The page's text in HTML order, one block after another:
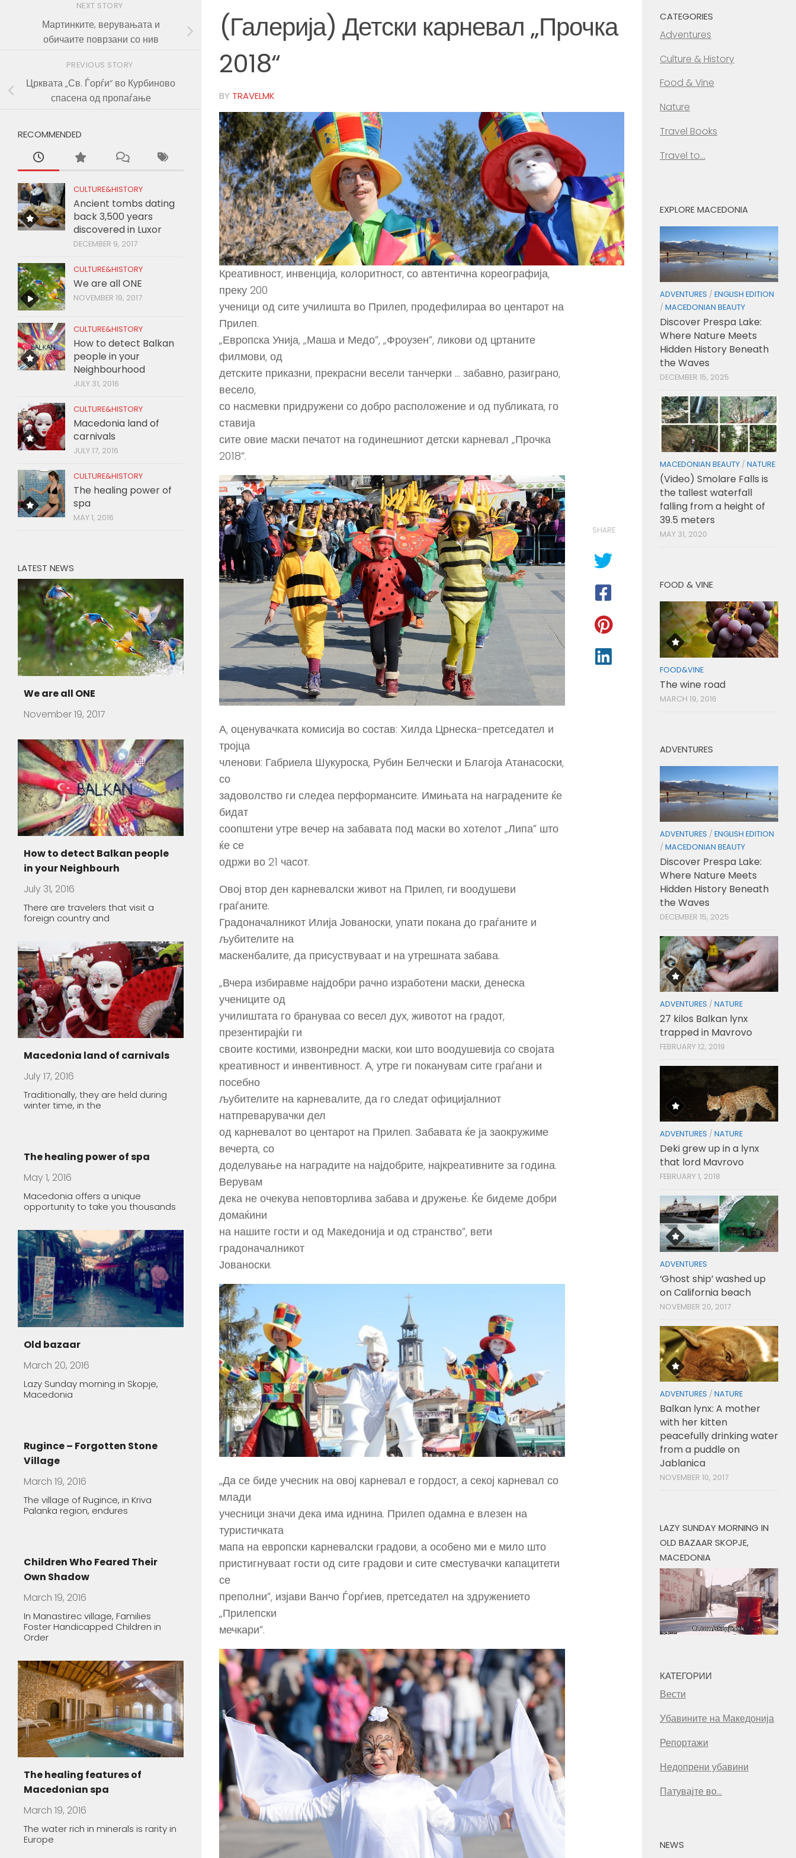
(Галерија) Детски карневал „Прочка
2018“
BY TRAVELMK
Креативност, инвенција, колоритност, со автентична кореографија,
преку 200
ученици од сите училишта во Прилеп, продефилираа во центарот на
Прилеп.
„Европска Унија, „Маша и Медо“, „Фроузен“, ликови од цртаните
филмови, од
детските приказни, прекрасни весели танчерки … забавно, разиграно,
весело,
со насмевки придружени со добро расположение и од публиката, го
ставија
сите овие маски печатот на годинешниот детски карневал „Прочка
2018“.
А, оценувачката комисија во состав: Хилда Црнеска-претседател и
тројца
членови: Габриела Шукуроска, Рубин Белчески и Благоја Атанасоски,
со
задоволство ги следеа перформансите. Имињата на наградените ќе
бидат
соопштени утре вечер на забавата под маски во хотелот „Липа“ што
ќе се
одржи во 21 часот.
Овој втор ден карневалски живот на Прилеп, ги воодушеви
граѓаните.
Градоначалникот Илија Јованоски, упати покана до граѓаните и
љубителите на
маскенбалите, да присуствуваат и на утрешната забава.
„Вчера избиравме најдобри рачно изработени маски, денеска
учениците од
училиштата го брануваа со весел дух, животот на градот,
презентирајќи ги
своите костими, извонредни маски, кои што воодушевија со својата
креативност и инвентивност. А, утре ги поканувам сите граѓани и
посебно
љубителите на карневалите, да го следат официјалниот
натпреварувачки дел
од карневалот во центарот на Прилеп. Забавата ќе ја заокружиме
вечерта, со
доделување на наградите на најдобрите, најкреативните за година.
Верувам
дека не очекува неповторлива забава и дружење. Ќе бидеме добри
домаќини
на нашите гости и од Македонија и од странство“, вети
градоначалникот
Јованоски.
„Да се биде учесник на овој карневал е гордост, а секој карневал со
млади
учесници значи дека има иднина. Прилеп одамна е влезен на
туристичката
мапа на европски карневалски градови, а особено ми е мило што
пристигнуваат гости од сите градови и сите сместувачки капацитети
се
преполни“, изјави Ванчо Ѓорѓиев, претседател на здружението
„Прилепски
мечкари“.
SHARE
NEXT STORY
Мартинките, верувањата и
обичаите поврзани со нив
PREVIOUS STORY
Црквата „Св. Ѓорѓи“ во Курбиново
спасена од пропаѓање
RECOMMENDED
CULTURE&HISTORY
Ancient tombs dating
back 3,500 years
discovered in Luxor
DECEMBER 9, 2017
CULTURE&HISTORY
We are all ONE
NOVEMBER 19, 2017
CULTURE&HISTORY
How to detect Balkan
people in your
Neighbourhood
JULY 31, 2016
CULTURE&HISTORY
Macedonia land of
carnivals
JULY 17, 2016
CULTURE&HISTORY
The healing power of
spa
MAY 1, 2016
LATEST NEWS
How to detect Balkan people
in your Neighbourh
There are travelers that visit a
foreign country and
Macedonia land of carnivals
July 17, 2016
winter time, in the
The healing power of spa
May 1, 2016
Macedonia offers a unique
Old bazaar
March 20, 2016
Macedonia
Rugince – Forgotten Stone
Village
March 19, 2016
The village of Rugince, in Kriva
Palanka region, endures
Children Who Feared Their
In Manastirec village, Families
Foster Handicapped Children in
Order
The healing features of
Macedonian spa
The water rich in minerals is rarity in
Europe
Macedonian lodgings – oasis
of peace
CATEGORIES
Adventures
Culture & History
Food & Vine
Nature
Travel Books
Travel to…
EXPLORE MACEDONIA
ADVENTURES / ENGLISH EDITION
/ MACEDONIAN BEAUTY
Discover Prespa Lake:
Where Nature Meets
Hidden History Beneath
the Waves
DECEMBER 15, 2025
MACEDONIAN BEAUTY / NATURE
(Video) Smolare Falls is
the tallest waterfall
falling from a height of
39.5 meters
MAY 31, 2020
FOOD & VINE
FOOD&VINE
The wine road
MARCH 19, 2016
ADVENTURES
ADVENTURES / ENGLISH EDITION
/ MACEDONIAN BEAUTY
Discover Prespa Lake:
Where Nature Meets
Hidden History Beneath
the Waves
DECEMBER 15, 2025
ADVENTURES / NATURE
27 kilos Balkan lynx
trapped in Mavrovo
FEBRUARY 12, 2019
ADVENTURES / NATURE
Deki grew up in a lynx
that lord Mavrovo
FEBRUARY 1, 2018
ADVENTURES
‘Ghost ship’ washed up
on California beach
NOVEMBER 20, 2017
ADVENTURES / NATURE
Balkan lynx: A mother
with her kitten
peacefully drinking water
from a puddle on
Jablanica
NOVEMBER 10, 2017
LAZY SUNDAY MORNING IN
OLD BAZAAR SKOPJE,
MACEDONIA
КАТЕГОРИИ
Вести
Убавините на Македонија
Репортажи
Недопрени убавини
Патувајте во…
NEWS